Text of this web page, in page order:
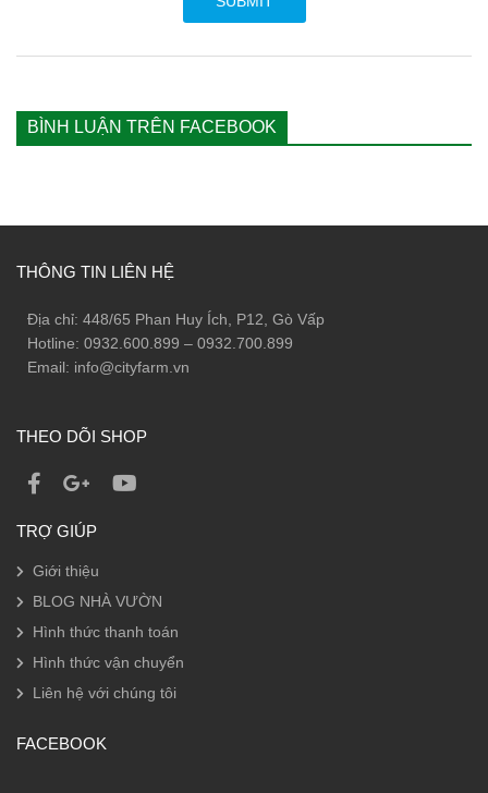
BÌNH LUẬN TRÊN FACEBOOK
THÔNG TIN LIÊN HỆ
Địa chỉ: 448/65 Phan Huy Ích, P12, Gò Vấp
Hotline: 0932.600.899 – 0932.700.899
Email: info@cityfarm.vn
THEO DÕI SHOP
TRỢ GIÚP
Giới thiệu
BLOG NHÀ VƯỜN
Hình thức thanh toán
Hình thức vận chuyển
Liên hệ với chúng tôi
FACEBOOK